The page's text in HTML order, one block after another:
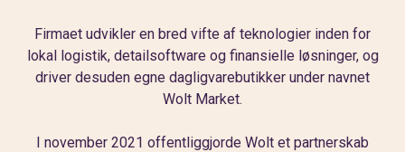
Firmaet udvikler en bred vifte af teknologier inden for
lokal logistik, detailsoftware og finansielle løsninger, og
driver desuden egne dagligvarebutikker under navnet
Wolt Market.
I november 2021 offentliggjorde Wolt et partnerskab